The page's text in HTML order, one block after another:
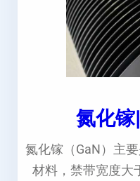
氮化
氮化镓（GaN）主
材料，禁带宽度大